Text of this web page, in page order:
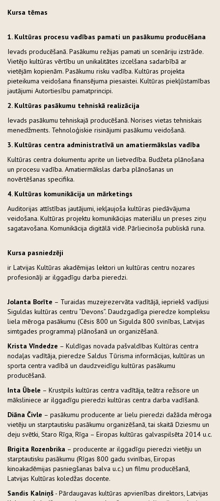
Kursa tēmas
1. Kultūras procesu vadības pamati un pasākumu producēšana
Ievads producēšanā. Pasākumu režijas pamati un scenāriju izstrāde.
Vietējo kultūras vērtību un unikalitātes izcelšana sadarbībā ar
vietējām kopienām. Pasākumu risku vadība. Kultūras projekta
pieteikuma veidošana finansējuma piesaistei. Kultūras piekļūstamības
jautājumi Autortiesību pamatprincipi.
2. Kultūras pasākumu tehniskā realizācija
Ievads pasākumu tehniskajā producēšanā. Norises vietas tehniskais
menedžments. Tehnoloģiskie risinājumi pasākumu veidošanā.
3. Kultūras centra administratīvā un amatiermākslas vadība
Kultūras centra dokumentu aprite un lietvedība. Budžeta plānošana
un procesu vadība. Amatiermākslas darba plānošanas un
novērtēšanas specifika.
4. Kultūras komunikācija un mārketings
Auditorijas attīstības jautājumi, iekļaujoša kultūras piedāvājuma
veidošana. Kultūras projektu komunikācijas materiālu un preses ziņu
sagatavošana. Komunikācija digitālā vidē. Pārliecinoša publiskā runa.
Kursa pasniedzēji
ir Latvijas Kultūras akadēmijas lektori un kultūras centru nozares
profesionāļi ar ilggadīgu darba pieredzi.
Jolanta Borīte – Turaidas muzejrezervāta vadītājā, iepriekš vadījusi
Siguldas kultūras centru “Devons”. Daudzgadīga pieredze kompleksu
liela mēroga pasākumu (Cēsis 800 un Sigulda 800 svinības, Latvijas
simtgades programma) plānošanā un organizēšanā.
Krista Vīndedze – Kuldīgas novada pašvaldības Kultūras centra
nodaļas vadītāja, pieredze Saldus Tūrisma informācijas, kultūras un
sporta centra vadībā un daudzveidīgu kultūras pasākumu
producēšanā.
Inta Ūbele – Krustpils kultūras centra vadītāja, teātra režisore un
māksliniece ar ilggadīgu pieredzi kultūras centra darba vadīšanā.
Diāna Čivle – pasākumu producente ar lielu pieredzi dažāda mēroga
vietēju un starptautisku pasākumu organizēšanā, tai skaitā Dziesmu un
deju svētki, Staro Rīga, Rīga – Eiropas kultūras galvaspilsēta 2014 u.c.
Brigita Rozenbrika – producente ar ilggadīgu pieredzi vietēju un
starptautisku pasākumu (Rīgas 800 gadu svinības, Eiropas
kinoakadēmijas pasniegšanas balva u.c.) un filmu producēšanā,
Latvijas Kultūras koledžas docente.
Sandis Kalniņš - Pārdaugavas kultūras apvienības direktors, Latvijas